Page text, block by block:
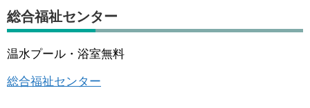
総合福祉センター
温水プール・浴室無料
総合福祉センター